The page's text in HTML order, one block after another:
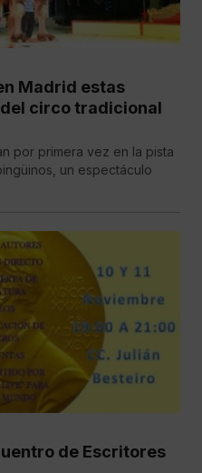
Madrid estas
circo tradicional
por primera vez en la pista
un espectáculo
de Escritores